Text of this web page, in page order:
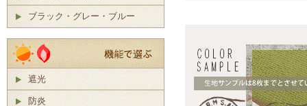
ブラック・グレー・ブルー
遮光
防炎